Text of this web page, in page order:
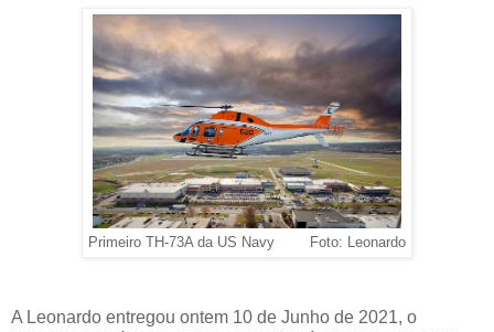
Primeiro TH-73A da US Navy Foto: Leonardo
A Leonardo entregou ontem 10 de Junho de 2021, o